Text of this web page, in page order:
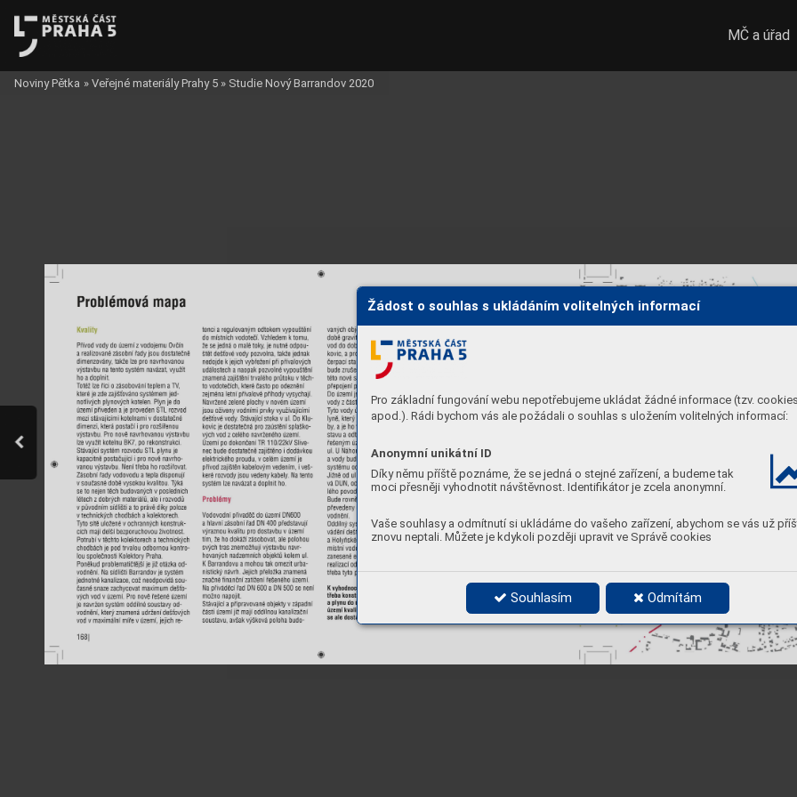
Žádost o souhlas s ukládáním volitelných informací
Pro základní fungování webu nepotřebujeme ukládat žádné informace (tzv.
apod.). Rádi bychom vás ale požádali o souhlas s uložením volitelných informací:
Anonymní unikátní ID
Díky němu příště poznáme, že se jedná o stejné zařízení, a budeme tak
moci přesněji vyhodnotit návštěvnost. Identifikátor je zcela anonymní.
Vaše souhlasy a odmítnutí si ukládáme do vašeho zařízení, abychom se vás už
znovu neptali. Můžete je kdykoli později upravit ve Správě cookies
Souhlasím Odmítám
MČ a úřad
Noviny Pětka » Veřejné materiály Prahy 5 » Studie Nový Barrandov 2020